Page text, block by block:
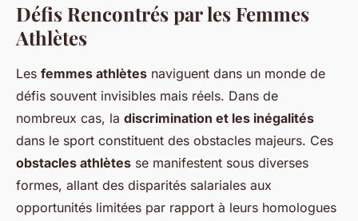
Défis Rencontrés par les Femmes
Athlètes
Les femmes athlètes naviguent dans un monde de
défis souvent invisibles mais réels. Dans de
nombreux cas, la discrimination et les inégalités
dans le sport constituent des obstacles majeurs. Ces
obstacles athlètes se manifestent sous diverses
formes, allant des disparités salariales aux
opportunités limitées par rapport à leurs homologues